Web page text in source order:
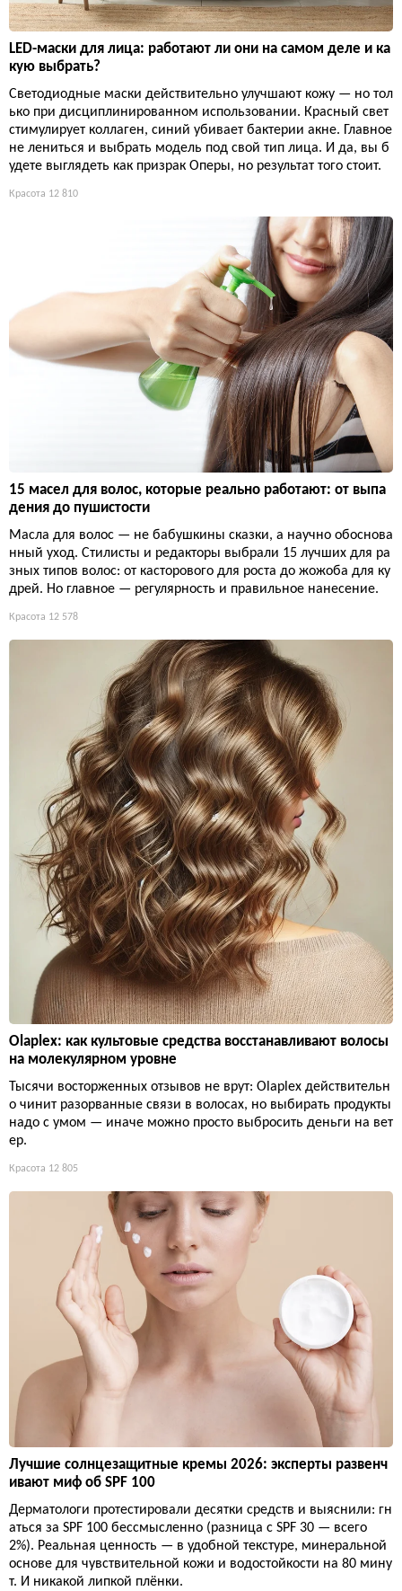
LED-маски для лица: работают ли они на самом деле и ка
кую выбрать?
Светодиодные маски действительно улучшают кожу — но тол
ько при дисциплинированном использовании. Красный свет
стимулирует коллаген, синий убивает бактерии акне. Главное
не лениться и выбрать модель под свой тип лица. И да, вы б
удете выглядеть как призрак Оперы, но результат того стоит.
Красота 12 810
15 масел для волос, которые реально работают: от выпа
дения до пушистости
Масла для волос — не бабушкины сказки, а научно обоснова
нный уход. Стилисты и редакторы выбрали 15 лучших для ра
зных типов волос: от касторового для роста до жожоба для ку
дрей. Но главное — регулярность и правильное нанесение.
Красота 12 578
Olaplex: как культовые средства восстанавливают волосы
на молекулярном уровне
Тысячи восторженных отзывов не врут: Olaplex действительн
о чинит разорванные связи в волосах, но выбирать продукты
надо с умом — иначе можно просто выбросить деньги на вет
ер.
Красота 12 805
Лучшие солнцезащитные кремы 2026: эксперты развенч
ивают миф об SPF 100
Дерматологи протестировали десятки средств и выяснили: гн
аться за SPF 100 бессмысленно (разница с SPF 30 — всего
2%). Реальная ценность — в удобной текстуре, минеральной
основе для чувствительной кожи и водостойкости на 80 мину
т. И никакой липкой плёнки.